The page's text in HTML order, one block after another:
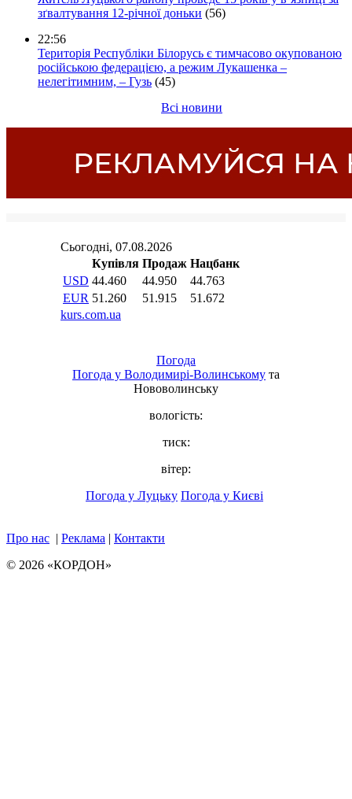
зґвалтування 12-річної доньки (56)
22:56
Територія Республіки Білорусь є тимчасово окупованою
російською федерацією, а режим Лукашенка –
нелегітимним, – Гузь (45)
Всі новини
Погода
Погода у Володимирі-Волинському та
Нововолинську
вологість:
тиск:
вітер:
Погода у Луцьку Погода у Києві
Про нас | Реклама | Контакти
© 2026 «КОРДОН»